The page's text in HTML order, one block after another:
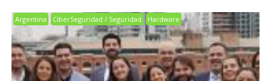
Argentina CiberSeguridad / Seguridad Hardware